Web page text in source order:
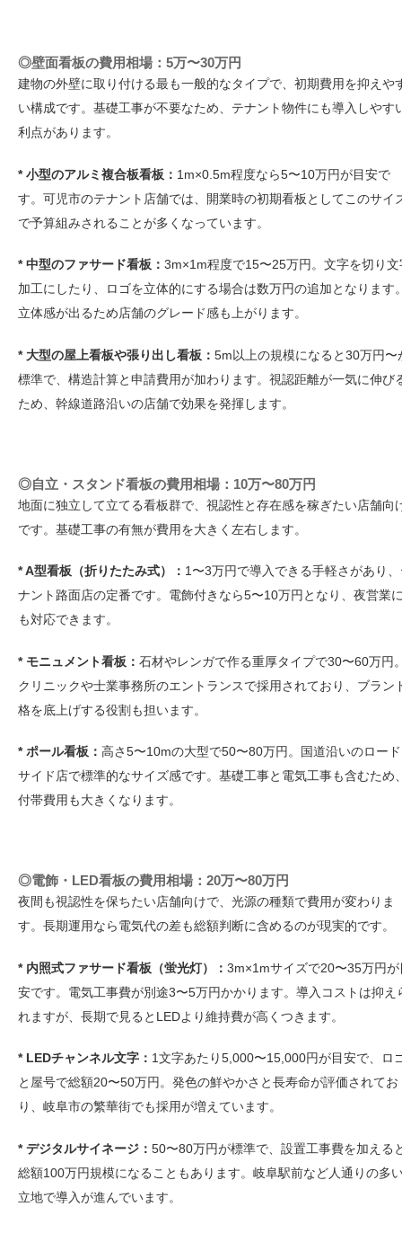
◎壁面看板の費用相場：5万〜30万円
建物の外壁に取り付ける最も一般的なタイプで、初期費用を抑えや
い構成です。基礎工事が不要なため、テナント物件にも導入しやす
利点があります。
* 小型のアルミ複合板看板： 1m×0.5m程度なら5〜10万円が目安で
す。可児市のテナント店舗では、開業時の初期看板としてこのサイ
で予算組みされることが多くなっています。
* 中型のファサード看板： 3m×1m程度で15〜25万円。文字を切り文
加工にしたり、ロゴを立体的にする場合は数万円の追加となります
立体感が出るため店舗のグレード感も上がります。
* 大型の屋上看板や張り出し看板： 5m以上の規模になると30万円〜
標準で、構造計算と申請費用が加わります。視認距離が一気に伸び
ため、幹線道路沿いの店舗で効果を発揮します。
◎自立・スタンド看板の費用相場：10万〜80万円
地面に独立して立てる看板群で、視認性と存在感を稼ぎたい店舗向
です。基礎工事の有無が費用を大きく左右します。
* A型看板（折りたたみ式）： 1〜3万円で導入できる手軽さがあり
ナント路面店の定番です。電飾付きなら5〜10万円となり、夜営業
も対応できます。
* モニュメント看板： 石材やレンガで作る重厚タイプで30〜60万円
クリニックや士業事務所のエントランスで採用されており、ブラン
格を底上げする役割も担います。
* ポール看板： 高さ5〜10mの大型で50〜80万円。国道沿いのロード
サイド店で標準的なサイズ感です。基礎工事と電気工事も含むため
付帯費用も大きくなります。
◎電飾・LED看板の費用相場：20万〜80万円
夜間も視認性を保ちたい店舗向けで、光源の種類で費用が変わりま
す。長期運用なら電気代の差も総額判断に含めるのが現実的です。
* 内照式ファサード看板（蛍光灯）： 3m×1mサイズで20〜35万円が
安です。電気工事費が別途3〜5万円かかります。導入コストは抑え
れますが、長期で見るとLEDより維持費が高くつきます。
* LEDチャンネル文字： 1文字あたり5,000〜15,000円が目安で、ロ
と屋号で総額20〜50万円。発色の鮮やかさと長寿命が評価されてお
り、岐阜市の繁華街でも採用が増えています。
* デジタルサイネージ： 50〜80万円が標準で、設置工事費を加える
総額100万円規模になることもあります。岐阜駅前など人通りの多
立地で導入が進んでいます。